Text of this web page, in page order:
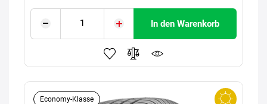
In den Warenkorb
Economy-Klasse